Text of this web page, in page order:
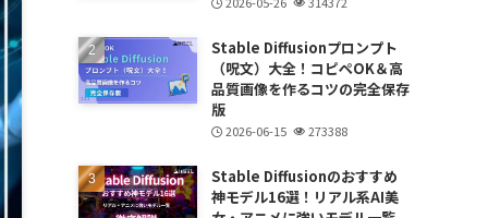
Stable Diffusionプロンプト
（呪文）大全！コピペOK＆高
品質画像を作るコツの完全保存
版
2026-06-15 273388
Stable Diffusionのおすすめ
神モデル16選！リアル系AI美